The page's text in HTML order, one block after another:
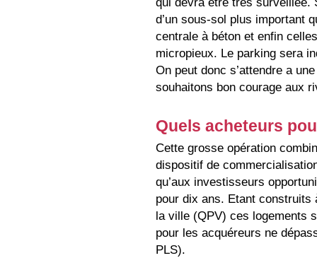
d’un sous-sol plus important
centrale à béton et enfin
micropieux. Le parking sera
On peut donc s’attendre a
souhaitons bon courage aux
Quels acheteurs
Cette grosse opération
dispositif de
qu’aux investisseurs
pour dix ans. Etant construits
la ville (QPV) ces logements
pour les acquéreurs ne
PLS).